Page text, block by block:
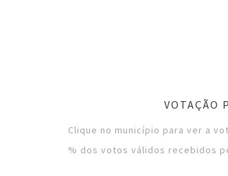
VOTAÇÃO
Clique no município para ver a
% dos votos válidos recebidos